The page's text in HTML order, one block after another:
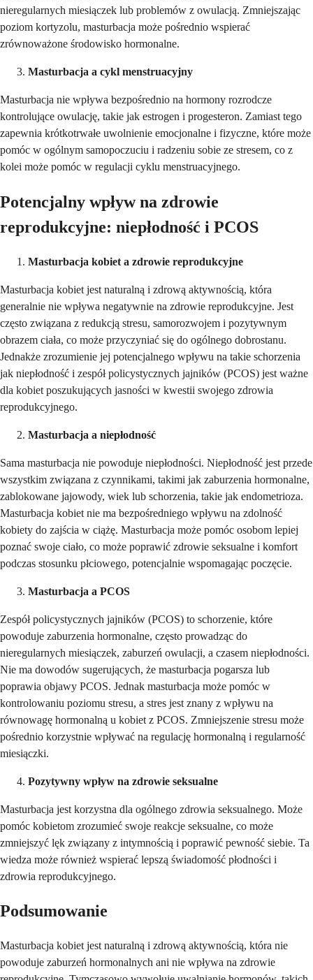
nieregularnych miesiączek lub problemów z owulacją. Zmniejszając
poziom kortyzolu, masturbacja może pośrednio wspierać
zrównoważone środowisko hormonalne.
Masturbacja a cykl menstruacyjny
Masturbacja nie wpływa bezpośrednio na hormony rozrodcze
kontrolujące owulację, takie jak estrogen i progesteron. Zamiast tego
zapewnia krótkotrwałe uwolnienie emocjonalne i fizyczne, które może
pomóc w ogólnym samopoczuciu i radzeniu sobie ze stresem, co z
kolei może pomóc w regulacji cyklu menstruacyjnego.
Potencjalny wpływ na zdrowie
reprodukcyjne: niepłodność i PCOS
Masturbacja kobiet a zdrowie reprodukcyjne
Masturbacja kobiet jest naturalną i zdrową aktywnością, która
generalnie nie wpływa negatywnie na zdrowie reprodukcyjne. Jest
często związana z redukcją stresu, samorozwojem i pozytywnym
obrazem ciała, co może przyczyniać się do ogólnego dobrostanu.
Jednakże zrozumienie jej potencjalnego wpływu na takie schorzenia
jak niepłodność i zespół policystycznych jajników (PCOS) jest ważne
dla kobiet poszukujących jasności w kwestii swojego zdrowia
reprodukcyjnego.
Masturbacja a niepłodność
Sama masturbacja nie powoduje niepłodności. Niepłodność jest przede
wszystkim związana z czynnikami, takimi jak zaburzenia hormonalne,
zablokowane jajowody, wiek lub schorzenia, takie jak endometrioza.
Masturbacja kobiet nie ma bezpośredniego wpływu na zdolność
kobiety do zajścia w ciążę. Masturbacja może pomóc osobom lepiej
poznać swoje ciało, co może poprawić zdrowie seksualne i komfort
podczas stosunku płciowego, potencjalnie wspomagając poczęcie.
Masturbacja a PCOS
Zespół policystycznych jajników (PCOS) to schorzenie, które
powoduje zaburzenia hormonalne, często prowadząc do
nieregularnych miesiączek, zaburzeń owulacji, a czasem niepłodności.
Nie ma dowodów sugerujących, że masturbacja pogarsza lub
poprawia objawy PCOS. Jednak masturbacja może pomóc w
kontrolowaniu poziomu stresu, a stres jest znany z wpływu na
równowagę hormonalną u kobiet z PCOS. Zmniejszenie stresu może
pośrednio korzystnie wpływać na regulację hormonalną i regularność
miesiączki.
Pozytywny wpływ na zdrowie seksualne
Masturbacja jest korzystna dla ogólnego zdrowia seksualnego. Może
pomóc kobietom zrozumieć swoje reakcje seksualne, co może
zmniejszyć lęk związany z intymnością i poprawić pewność siebie. Ta
wiedza może również wspierać lepszą świadomość płodności i
zdrowia reprodukcyjnego.
Podsumowanie
Masturbacja kobiet jest naturalną i zdrową aktywnością, która nie
powoduje zaburzeń hormonalnych ani nie wpływa na zdrowie